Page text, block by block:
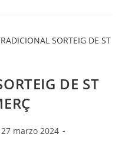
DE ST
27 marzo 2024